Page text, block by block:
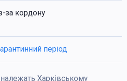
за кордону
період
Харківському